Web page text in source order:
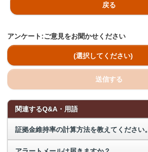
戻る
アンケート:ご意見をお聞かせください
(選択してください)
送信する
関連するQ&A・用語
証拠金維持率の計算方法を教えてください。